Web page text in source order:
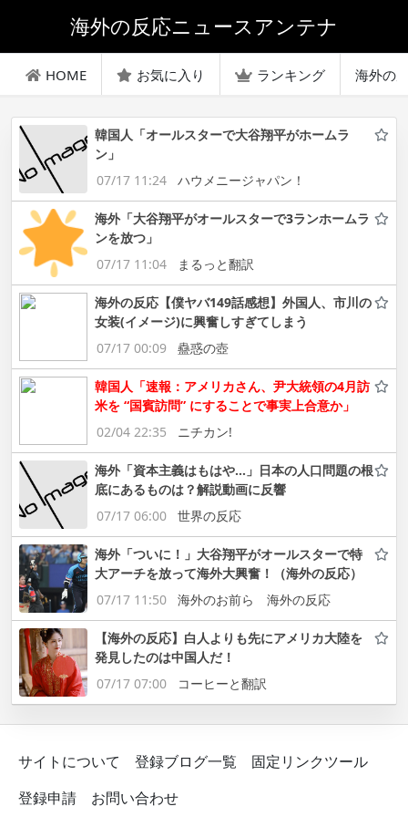
海外の反応ニュースアンテナ
HOME お気に入り ランキング 海外の
韓国人「オールスターで大谷翔平がホームラ
ン」
07/17 11:24
ハウメニージャパン！
海外「大谷翔平がオールスターで3ランホームラ
ンを放つ」
07/17 11:04
まるっと翻訳
海外の反応【僕ヤバ149話感想】外国人、市川の
女装(イメージ)に興奮しすぎてしまう
07/17 00:09
蠱惑の壺
韓国人「速報：アメリカさん、尹大統領の4月訪
米を “国賓訪問” にすることで事実上合意か」
02/04 22:35
ニチカン!
海外「資本主義はもはや…」日本の人口問題の根
底にあるものは？解説動画に反響
07/17 06:00
世界の反応
海外「ついに！」大谷翔平がオールスターで特
大アーチを放って海外大興奮！（海外の反応）
07/17 11:50
海外のお前ら 海外の反応
【海外の反応】白人よりも先にアメリカ大陸を
発見したのは中国人だ！
07/17 07:00
コーヒーと翻訳
サイトについて 登録ブログ一覧
固定リンクツール
登録申請
お問い合わせ